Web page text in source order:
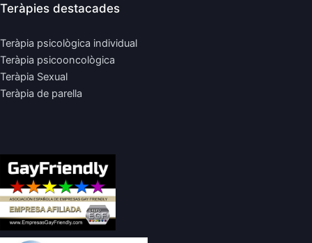
Teràpies destacades
Teràpia psicològica individual
Teràpia psicooncològica
Teràpia Sexual
Teràpia de parella